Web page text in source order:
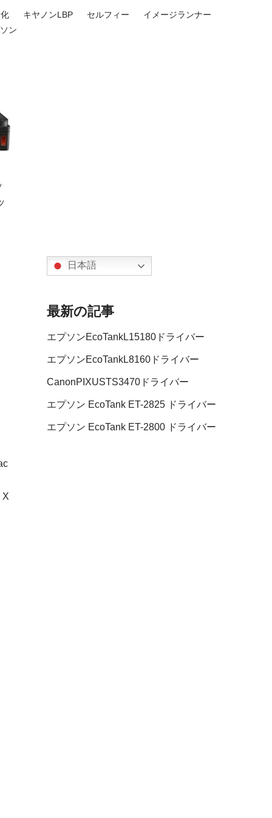
キヤノンLBP セルフィー
イメージランナー
ン
X
日本語
最新の記事
エプソンEcoTankL15180ドライバー
エプソンEcoTankL8160ドライバー
CanonPIXUSTS3470ドライバー
エプソン EcoTank ET-2825 ドライバー
エプソン EcoTank ET-2800 ドライバー